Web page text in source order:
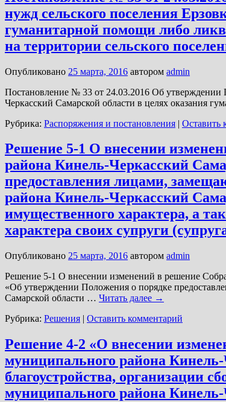
нужд сельского поселения
гуманитарной помощи либо
на территории сельского
Опубликовано 25 марта, 2016 автором admin
Постановление № 33 от 24.03.2016 Об утверждении
Черкасский Самарской области в целях оказания
Рубрика: Распоряжения и постановления | Оставить
Решение 5-1 О внесении
района Кинель-Черкасский
предоставления лицами,
района Кинель-Черкасский
имущественного характера, а
характера своих супруги
Опубликовано 25 марта, 2016 автором admin
Решение 5-1 О внесении изменений в решение
«Об утверждении Положения о порядке
Самарской области … Читать далее →
Рубрика: Решения | Оставить комментарий
Решение 4-2 «О внесении
муниципального района
благоустройства, организации
муниципального района